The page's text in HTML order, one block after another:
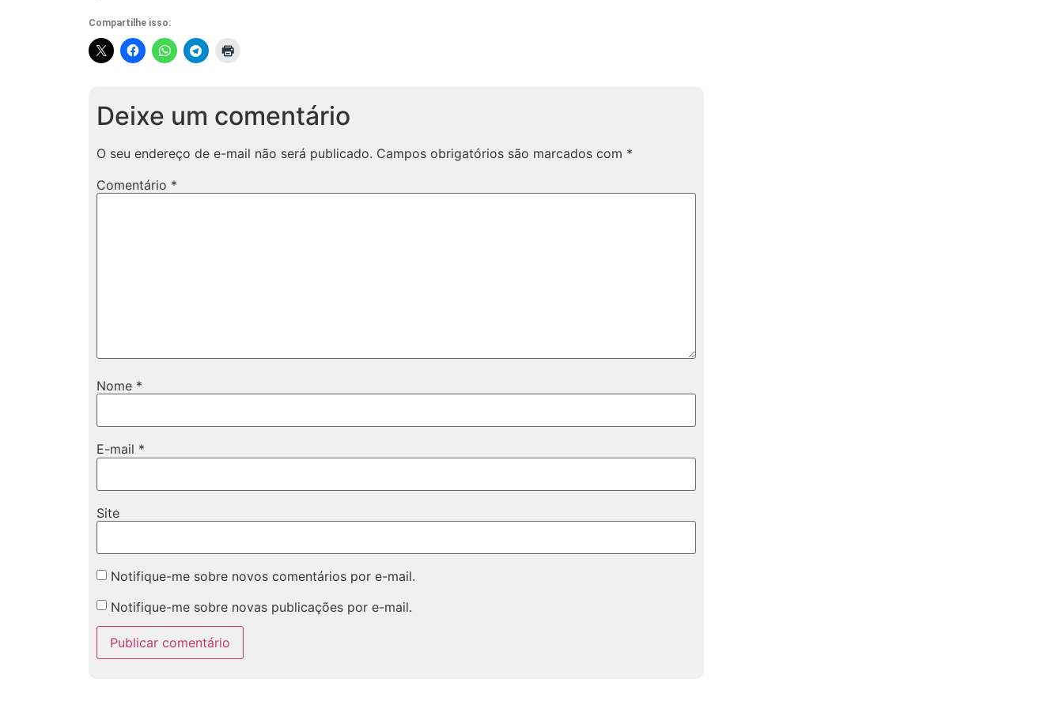
Compartilhe isso:
Deixe um comentário
O seu endereço de e-mail não será publicado. Campos obrigatórios são marcados com *
Comentário *
Nome *
E-mail *
Site
Notifique-me sobre novos comentários por e-mail.
Notifique-me sobre novas publicações por e-mail.